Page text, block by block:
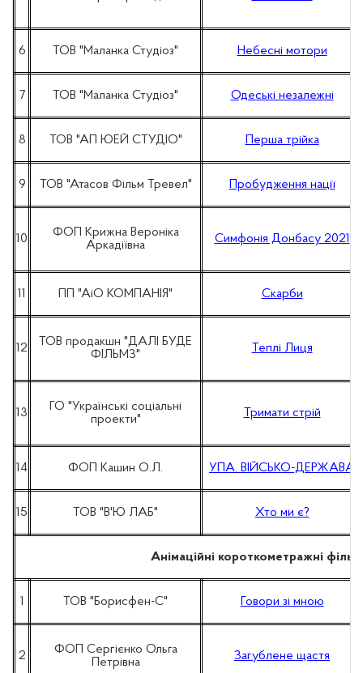
6 ТОВ "Маланка Студіоз" Небесні мотори
7 ТОВ "Маланка Студіоз" Одеські незалежні
8 ТОВ "АП ЮЕЙ СТУДІО" Перша трійка
9 ТОВ "Атасов Фільм Тревел" Пробудження нації
10
ФОП Крижна Вероніка
Аркадіївна
Симфонія Донбасу 2021
11 ПП "АіО КОМПАНІЯ" Скарби
12
ТОВ продакшн "ДАЛІ БУДЕ
ФІЛЬМЗ"
Теплі Лиця
13
ГО "Українські соціальні
проекти"
Тримати стрій
14 ФОП Кашин О.Л. УПА. ВІЙСЬКО-ДЕРЖАВА
15 ТОВ "В'Ю ЛАБ" Хто ми є?
Анімаційні короткометражні
1 ТОВ "Борисфен-С" Говори зі мною
2
ФОП Сергієнко Ольга
Петрівна
Загублене щастя